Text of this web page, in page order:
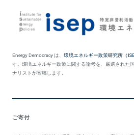
Energy Democracy は、 環境エネルギー政策研究所（
す。環境エネルギー政策に関する論考を、厳選された
ナリストが寄稿します。
ご寄付